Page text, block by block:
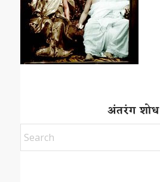
अंतरंग शोध